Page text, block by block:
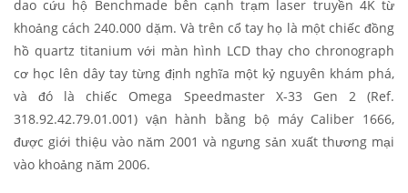
dao cứu hộ Benchmade bên cạnh trạm laser truyền 4K từ
khoảng cách 240.000 dặm. Và trên cổ tay họ là một chiếc đồng
hồ quartz titanium với màn hình LCD thay cho chronograph
cơ học lên dây tay từng định nghĩa một kỷ nguyên khám phá,
và đó là chiếc Omega Speedmaster X-33 Gen 2 (Ref.
318.92.42.79.01.001) vận hành bằng bộ máy Caliber 1666,
được giới thiệu vào năm 2001 và ngưng sản xuất thương mại
vào khoảng năm 2006.